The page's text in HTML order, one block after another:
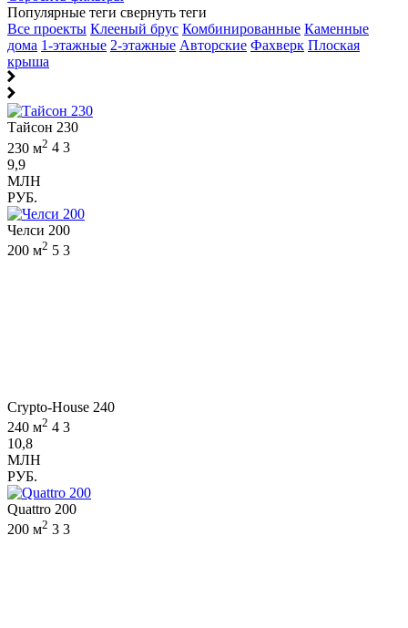
Популярные теги свернуть теги
Все проекты Клееный брус Комбинированные Каменные
дома 1-этажные 2-этажные Авторские Фахверк Плоская
крыша
Тайсон 230
230 м2 4 3
9,9
МЛН
РУБ.
Челси 200
200 м2 5 3
Crypto-House 240
240 м2 4 3
10,8
МЛН
РУБ.
Quattro 200
200 м2 3 3